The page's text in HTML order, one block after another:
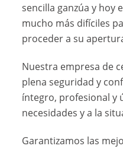
sencilla ganzúa y hoy
mucho más difíciles
proceder a su
Nuestra empresa de
plena seguridad y
íntegro, profesional y
necesidades y a la
Garantizamos las